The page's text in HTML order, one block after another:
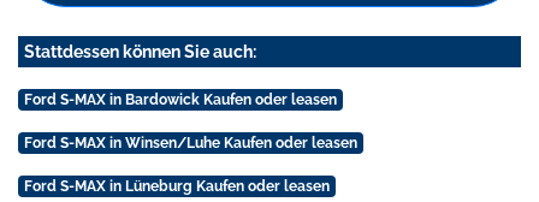
Stattdessen können Sie auch:
Ford S-MAX in Bardowick Kaufen oder leasen
Ford S-MAX in Winsen/Luhe Kaufen oder leasen
Ford S-MAX in Lüneburg Kaufen oder leasen